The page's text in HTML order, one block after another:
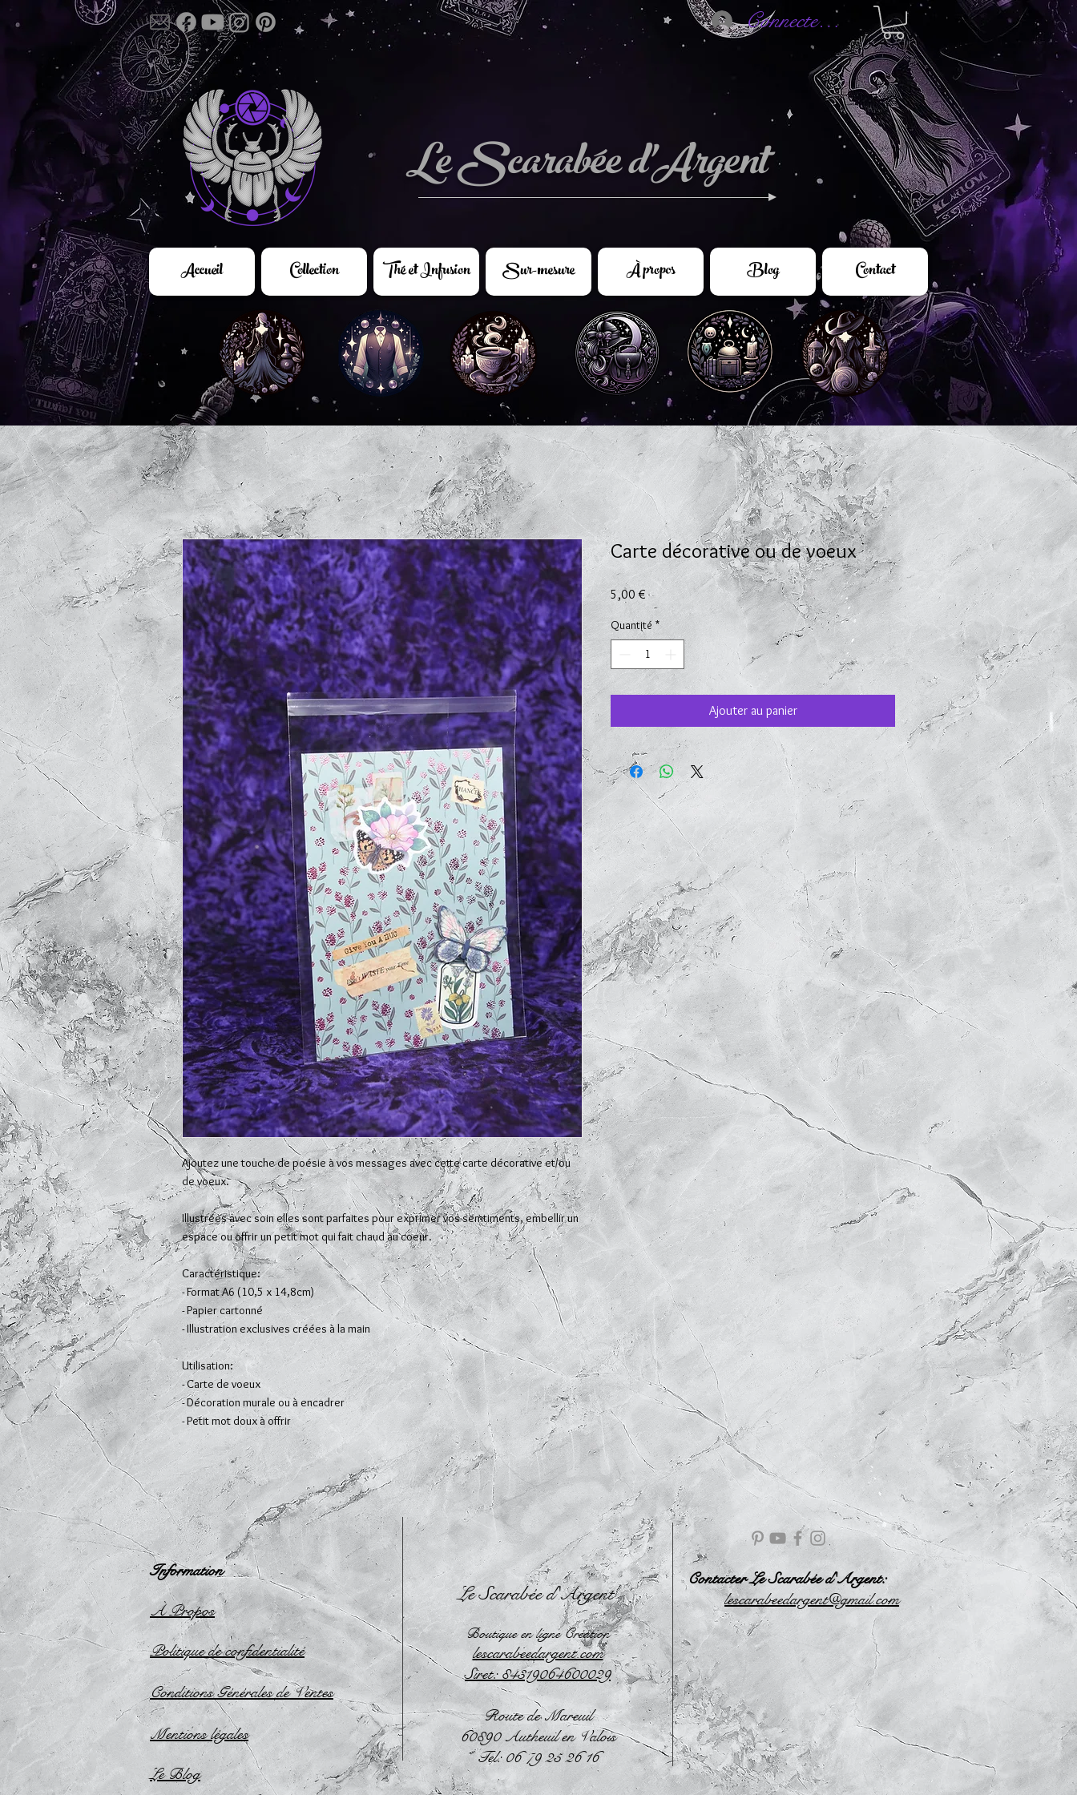
Connectez-vous
Le Scarabée d'Argent
Accueil Collection Thé et Infusion Sur-mesure À propos Blog Contact
Ajoutez une touche de poésie à vos messages avec cette carte décorative et/ou
de voeux.
Illustrées avec soin elles sont parfaites pour exprimer vos semtiments, embellir un
espace ou offrir un petit mot qui fait chaud au coeur.
Caractéristique:
- Format A6 (10,5 x 14,8cm)
- Papier cartonné
- Illustration exclusives créées à la main
Utilisation:
- Carte de voeux
- Décoration murale ou à encadrer
- Petit mot doux à offrir
Carte décorative ou de voeux
5,00 €Prix
Quantité *
Ajouter au panier
Le Scarabée d'Argent
Boutique en ligne Création
lescarabeedargent.com
Siret: 84319064600029
Route de Mareuil
60890 Autheuil en Valois
Tel: 06 79 25 26 16
Information
À Propos
Politique de confidentialité
Conditions Générales de Ventes
Mentions légales
Le Blog
Contacter Le Scarabée d'Argent:
lescarabeedargent@gmail.com